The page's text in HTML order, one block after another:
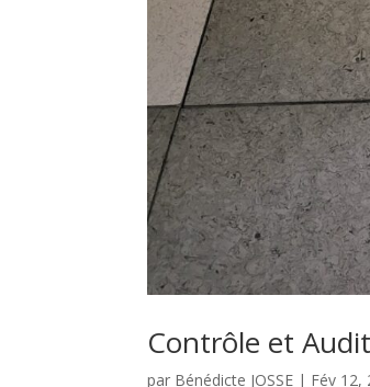
Contrôle et
par Bénédicte JOSSE | Fév 12,